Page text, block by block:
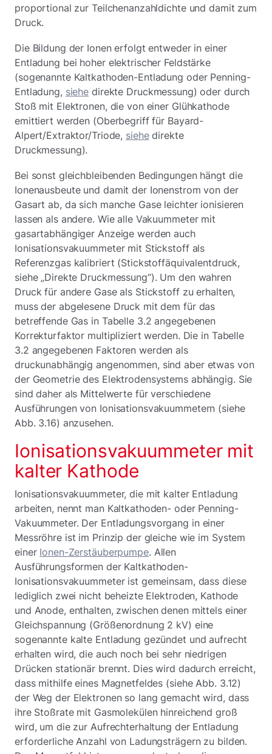
proportional zur Teilchenanzahldichte und damit zum
Druck.
Die Bildung der Ionen erfolgt entweder in einer
Entladung bei hoher elektrischer Feldstärke
(sogenannte Kaltkathoden-Entladung oder Penning-
Entladung, siehe direkte Druckmessung) oder durch
Stoß mit Elektronen, die von einer Glühkathode
emittiert werden (Oberbegriff für Bayard-
Alpert/Extraktor/Triode, siehedirekte
Druckmessung).
Bei sonst gleichbleibenden Bedingungen hängt die
Ionenausbeute und damit der Ionenstrom von der
Gasart ab, da sich manche Gase leichter ionisieren
lassen als andere. Wie alle Vakuummeter mit
gasartabhängiger Anzeige werden auch
Ionisationsvakuummeter mit Stickstoff als
Referenzgas kalibriert (Stickstoffäquivalentdruck,
siehe „Direkte Druckmessung“). Um den wahren
Druck für andere Gase als Stickstoff zu erhalten,
muss der abgelesene Druck mit dem für das
betreffende Gas in Tabelle 3.2 angegebenen
Korrekturfaktor multipliziert werden. Die in Tabelle
3.2 angegebenen Faktoren werden als
druckunabhängig angenommen, sind aber etwas von
der Geometrie des Elektrodensystems abhängig. Sie
sind daher als Mittelwerte für verschiedene
Ausführungen von Ionisationsvakuummetern (siehe
Abb. 3.16) anzusehen.
Ionisationsvakuummeter mit
kalter Kathode
Ionisationsvakuummeter, die mit kalter Entladung
arbeiten, nennt man Kaltkathoden- oder Penning-
Vakuummeter. Der Entladungsvorgang in einer
Messröhre ist im Prinzip der gleiche wie im System
einer Ionen-Zerstäuberpumpe. Allen
Ausführungsformen der Kaltkathoden-
Ionisationsvakuummeter ist gemeinsam, dass diese
lediglich zwei nicht beheizte Elektroden, Kathode
und Anode, enthalten, zwischen denen mittels einer
Gleichspannung (Größenordnung 2 kV) eine
sogenannte kalte Entladung gezündet und aufrecht
erhalten wird, die auch noch bei sehr niedrigen
Drücken stationär brennt. Dies wird dadurch erreicht,
dass mithilfe eines Magnetfeldes (siehe Abb. 3.12)
der Weg der Elektronen so lang gemacht wird, dass
ihre Stoßrate mit Gasmolekülen hinreichend groß
wird, um die zur Aufrechterhaltung der Entladung
erforderliche Anzahl von Ladungsträgern zu bilden.